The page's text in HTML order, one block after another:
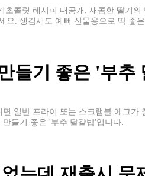
초콜릿 레시피 대공개. 새콤한 딸기의
요. 생김새도 예뻐 선물용으로 딱 좋
들기 좋은 '부추
일반 프라이 또는 스크램블 에그가
들기 좋은 '부추 달걀밥'입니다.